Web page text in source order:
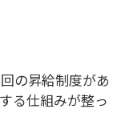
の昇給制度があ
る仕組みが整っ